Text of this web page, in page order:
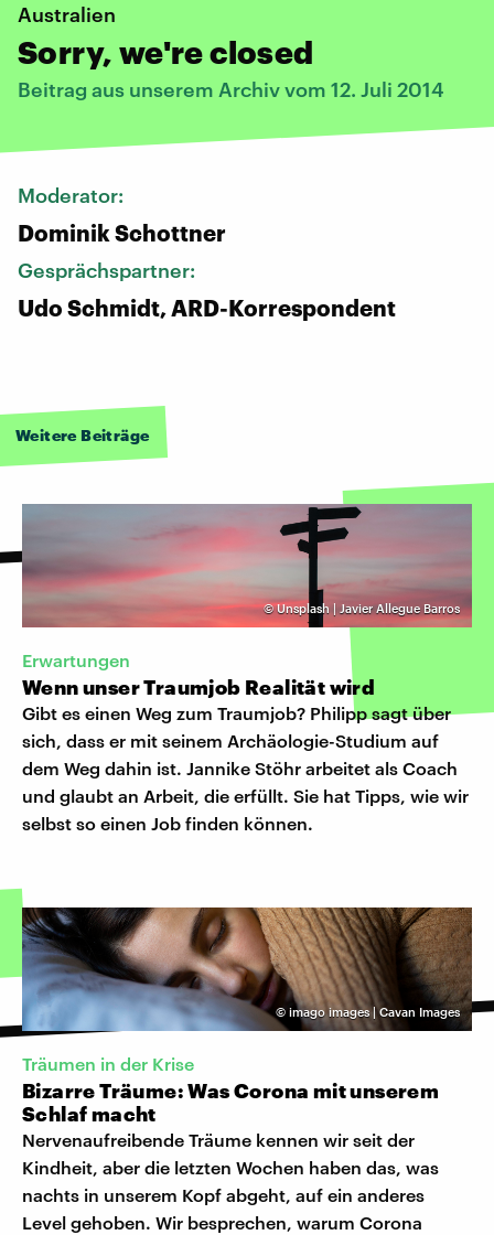
Australien
Sorry, we're closed
Beitrag aus unserem Archiv vom 12. Juli 2014
Moderator:
Dominik Schottner
Gesprächspartner:
Udo Schmidt, ARD-Korrespondent
Weitere Beiträge
©Unsplash | Javier Allegue Barros
Erwartungen
Wenn unser Traumjob Realität wird
Gibt es einen Weg zum Traumjob? Philipp sagt über
sich, dass er mit seinem Archäologie-Studium auf
dem Weg dahin ist. Jannike Stöhr arbeitet als Coach
und glaubt an Arbeit, die erfüllt. Sie hat Tipps, wie wir
selbst so einen Job finden können.
© imago images | Cavan Images
Träumen in der Krise
Bizarre Träume: Was Corona mit unserem
Schlaf macht
Nervenaufreibende Träume kennen wir seit der
Kindheit, aber die letzten Wochen haben das, was
nachts in unserem Kopf abgeht, auf ein anderes
Level gehoben. Wir besprechen, warum Corona